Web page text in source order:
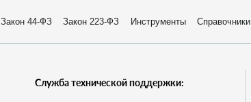
Закон 44-ФЗ Закон 223-ФЗ Инструменты Справочники
Служба технической поддержки: